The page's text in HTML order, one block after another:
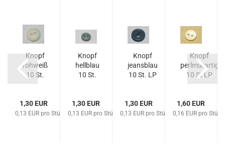
Knopf
rohweiß
10 St.
1,30 EUR
0,13 EUR pro Stück
Knopf
hellblau
10 St.
1,30 EUR
0,13 EUR pro Stück
Knopf
jeansblau
10 St. LP
1,30 EUR
0,13 EUR pro Stück
Knopf
perlmutartig
10 St LP
1,60 EUR
0,16 EUR pro Stück